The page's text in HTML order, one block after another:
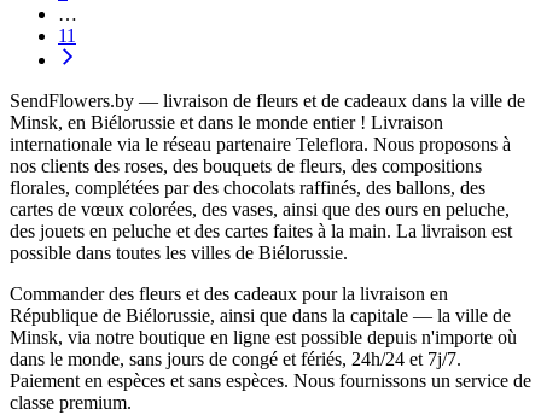
…
11
SendFlowers.by — livraison de fleurs et de cadeaux dans la ville de
Minsk, en Biélorussie et dans le monde entier ! Livraison
internationale via le réseau partenaire Teleflora. Nous proposons à
nos clients des roses, des bouquets de fleurs, des compositions
florales, complétées par des chocolats raffinés, des ballons, des
cartes de vœux colorées, des vases, ainsi que des ours en peluche,
des jouets en peluche et des cartes faites à la main. La livraison est
possible dans toutes les villes de Biélorussie.
Commander des fleurs et des cadeaux pour la livraison en
République de Biélorussie, ainsi que dans la capitale — la ville de
Minsk, via notre boutique en ligne est possible depuis n'importe où
dans le monde, sans jours de congé et fériés, 24h/24 et 7j/7.
Paiement en espèces et sans espèces. Nous fournissons un service de
classe premium.